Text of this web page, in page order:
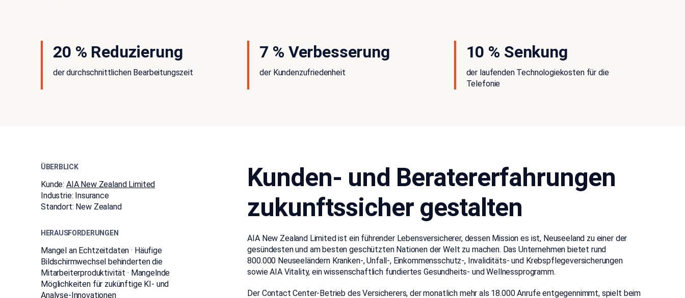
20 % Reduzierung
der durchschnittlichen Bearbeitungszeit
7 % Verbesserung
der Kundenzufriedenheit
10 % Senkung
der laufenden Technologiekosten für die
Telefonie
ÜBERBLICK
Kunde: AIA New Zealand Limited
Industrie: Insurance
Standort: New Zealand
HERAUSFORDERUNGEN
Mangel an Echtzeitdaten · Häufige
Bildschirmwechsel behinderten die
Mitarbeiterproduktivität · Mangelnde
Möglichkeiten für zukünftige KI- und
Analyse-Innovationen
Kunden- und Beratererfahrungen
zukunftssicher gestalten
AIA New Zealand Limited ist ein führender Lebensversicherer, dessen Mission es ist, Neuseeland zu einer der
gesündesten und am besten geschützten Nationen der Welt zu machen. Das Unternehmen bietet rund
800.000 Neuseeländern Kranken-, Unfall-, Einkommensschutz-, Invaliditäts- und Krebspflegeversicherungen
sowie AIA Vitality, ein wissenschaftlich fundiertes Gesundheits- und Wellnessprogramm.
Der Contact Center-Betrieb des Versicherers, der monatlich mehr als 18.000 Anrufe entgegennimmt, spielt beim